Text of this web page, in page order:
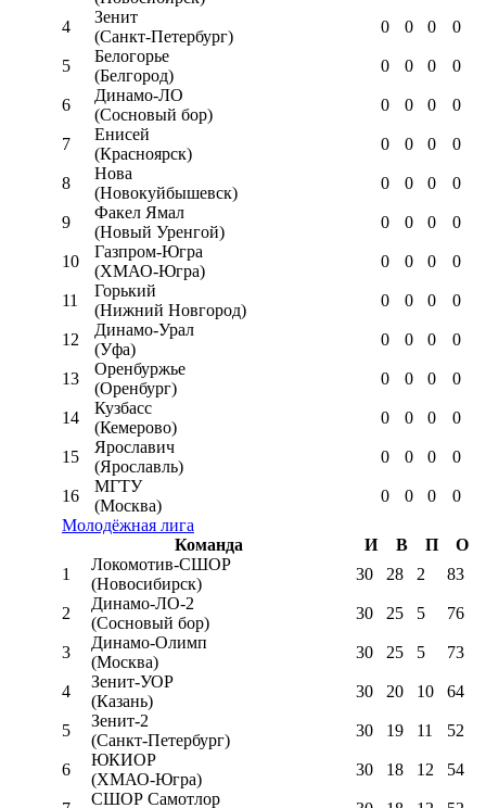
4
Зенит
(Санкт-Петербург)
0 0 0 0
5
Белогорье
(Белгород)
0 0 0 0
6
Динамо-ЛО
(Сосновый бор)
0 0 0 0
7
Енисей
(Красноярск)
0 0 0 0
8
Нова
(Новокуйбышевск)
0 0 0 0
9
Факел Ямал
(Новый Уренгой)
0 0 0 0
10
Газпром-Югра
(ХМАО-Югра)
0 0 0 0
11
Горький
(Нижний Новгород)
0 0 0 0
12
Динамо-Урал
(Уфа)
0 0 0 0
13
Оренбуржье
(Оренбург)
0 0 0 0
14
Кузбасс
(Кемерово)
0 0 0 0
15
Ярославич
(Ярославль)
0 0 0 0
16
МГТУ
(Москва)
0 0 0
0
Молодёжная лига
Команда
И В П
О
1
Локомотив-CШОР
(Новосибирск)
30 28 2 83
2
Динамо-ЛО-2
(Сосновый бор)
30 25 5 76
3
Динамо-Олимп
(Москва)
30 25 5 73
4
Зенит-УОР
(Казань)
30 20 10 64
5
Зенит-2
(Санкт-Петербург)
30 19 11 52
6
ЮКИОР
(ХМАО-Югра)
30 18 12 54
СШОР Самотлор